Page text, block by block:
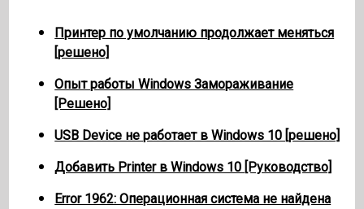
Принтер по умолчанию продолжает меняться
[решено]
Опыт работы Windows Замораживание
[Решено]
USB Device не работает в Windows 10 [решено]
Добавить Printer в Windows 10 [Руководство]
Error 1962: Операционная система не найдена